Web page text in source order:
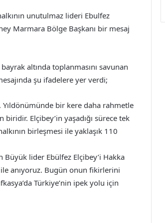
unutulmaz lideri Ebulfez
Marmara Bölge Başkanı bir mesaj
altında toplanmasını savunan
şu ifadelere yer verdi;
Yıldönümünde bir kere daha rahmetle
Elçibey’in yaşadığı sürece tek
birleşmesi ile yaklaşık 110
Büyük lider Ebülfez Elçibey’i Hakka
anıyoruz. Bugün onun fikirlerini
Türkiye’nin ipek yolu için